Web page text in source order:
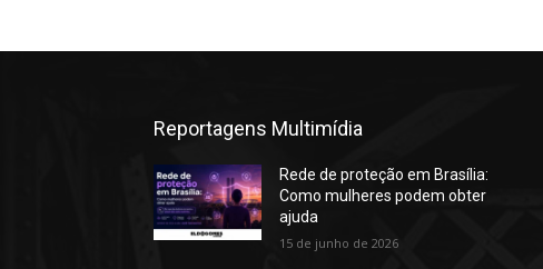
Reportagens Multimídia
Rede de proteção em Brasília:
Como mulheres podem obter
ajuda
15 de junho de 2026